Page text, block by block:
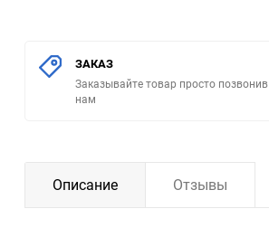
ЗАКАЗ
Заказывайте товар просто позвонив
нам
Описание Отзывы